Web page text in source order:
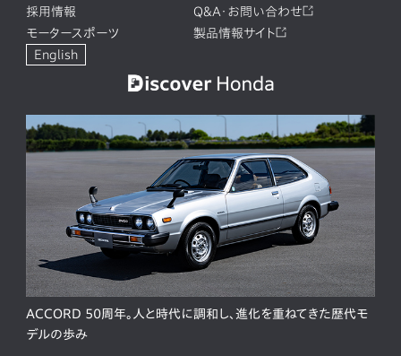
採用情報
Q&A・お問い合わせ
モータースポーツ
製品情報サイト
English
ACCORD 50周年。人と時代に調和し、進化を重ねてきた歴代モ
デルの歩み